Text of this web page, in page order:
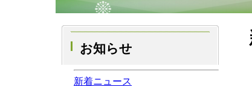
お知らせ
新着ニュース